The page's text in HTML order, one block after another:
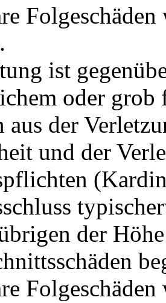
Folgeschäden
ist
oder grob
aus der
und der
der
Folgeschäden